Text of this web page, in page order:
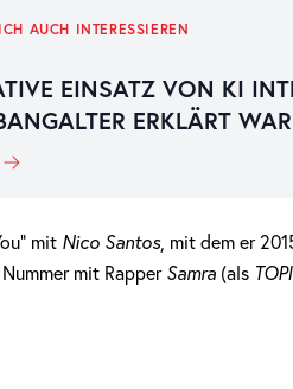
AUCH INTERESSIEREN
EINSATZ VON KI
ERKLÄRT
mit Nico Santos, mit dem er
mit Rapper Samra (als